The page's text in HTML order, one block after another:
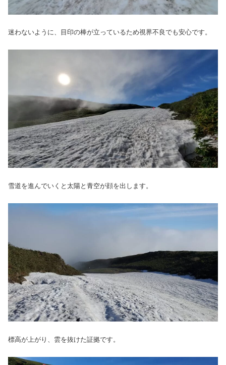
迷わないように、目印の棒が立っているため視界不良でも安心です。
雪道を進んでいくと太陽と青空が顔を出します。
標高が上がり、雲を抜けた証拠です。